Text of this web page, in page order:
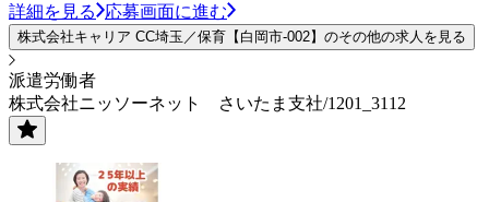
詳細を見る 応募画面に進む
株式会社キャリア CC埼玉／保育【白岡市-002】のその他の求人を見る
派遣労働者
株式会社ニッソーネット さいたま支社/1201_3112